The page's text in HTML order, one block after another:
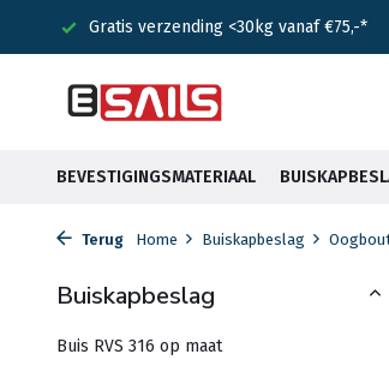
Gratis verzending <30kg vanaf €75,-*
BEVESTIGINGSMATERIAAL
Terug Home Buiskapbeslag
Buiskapbeslag
Buis RVS 316 op maat